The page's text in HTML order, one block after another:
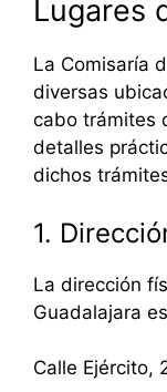
Lugares
La Comisaría
diversas
cabo trámites
detalles
dichos
1.
La dirección
Guadalajara
Calle Ejército,